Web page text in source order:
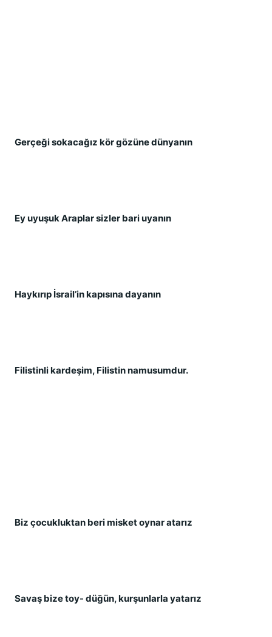
Gerçeği sokacağız kör gözüne dünyanın
Ey uyuşuk Araplar sizler bari uyanın
Haykırıp İsrail’in kapısına dayanın
Filistinli kardeşim, Filistin namusumdur.
Biz çocukluktan beri misket oynar atarız
Savaş bize toy- düğün, kurşunlarla yatarız